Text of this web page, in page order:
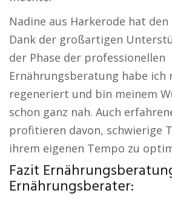
Nadine aus Harkerode hat
Dank der großartigen
der Phase der professionellen
Ernährungsberatung habe
regeneriert und bin meinem
schon ganz nah. Auch
profitieren davon, schwierige
ihrem eigenen Tempo zu
Fazit
Ernährungsberater: